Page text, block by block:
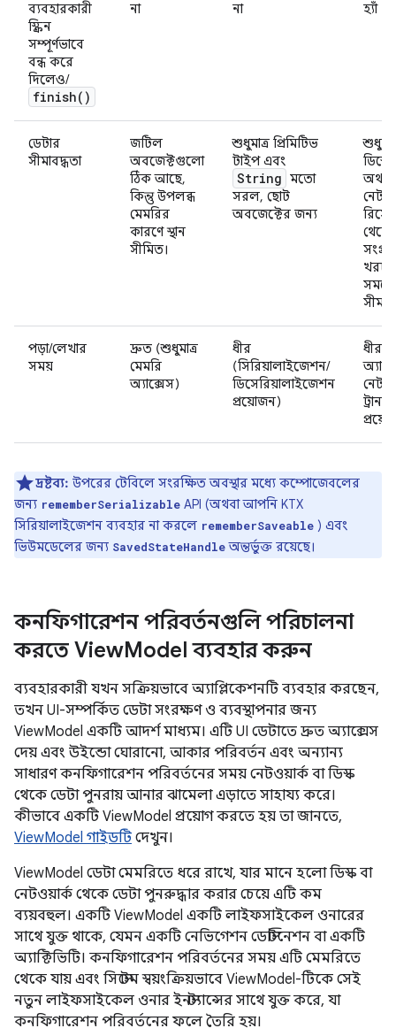
ব্যবহারকারী
স্ক্রিন
সম্পূর্ণভাবে
বন্ধ করে
দিলেও/
finish( )
না না হ্যাঁ
ডেটার
সীমাবদ্ধতা
জটিল
অবজেক্টগুলো
ঠিক আছে,
কিন্তু উপলব্ধ
মেমরির
কারণে স্থান
সীমিত।
শুধুমাত্র প্রিমিটিভ
টাইপ এবং
String মতো
সরল, ছোট
অবজেক্টের জন্য
অথবা
থেকে
খরচ
পড়া/লেখার
সময়
দ্রুত (শুধুমাত্র
মেমরি
অ্যাক্সেস)
ধীর
(সিরিয়ালাইজেশন/
ডিসেরিয়ালাইজেশন
প্রয়োজন)
ধীর
দ্রষ্টব্য: উপরের টেবিলে সংরক্ষিত অবস্থার মধ্যে কম্পোজেবলের
জন্য rememberSerializable API (অথবা আপনি KTX
সিরিয়ালাইজেশন ব্যবহার না করলে rememberSaveable ) এবং
ভিউমডেলের জন্য SavedStateHandleঅন্তর্ভুক্ত রয়েছে।
কনফিগারেশন পরিবর্তনগুলি পরিচালনা
করতে ViewModel ব্যবহার করুন
ব্যবহারকারী যখন সক্রিয়ভাবে অ্যাপ্লিকেশনটি ব্যবহার করছেন,
তখন UI-সম্পর্কিত ডেটা সংরক্ষণ ও ব্যবস্থাপনার জন্য
ViewModel একটি আদর্শ মাধ্যম। এটি UI ডেটাতে দ্রুত অ্যাক্সেস
দেয় এবং উইন্ডো ঘোরানো, আকার পরিবর্তন এবং অন্যান্য
সাধারণ কনফিগারেশন পরিবর্তনের সময় নেটওয়ার্ক বা ডিস্ক
থেকে ডেটা পুনরায় আনার ঝামেলা এড়াতে সাহায্য করে।
কীভাবে একটি ViewModel প্রয়োগ করতে হয় তা জানতে,
ViewModel গাইডটি দেখুন।
ViewModel ডেটা মেমরিতে ধরে রাখে, যার মানে হলো ডিস্ক বা
নেটওয়ার্ক থেকে ডেটা পুনরুদ্ধার করার চেয়ে এটি কম
ব্যয়বহুল। একটি ViewModel একটি লাইফসাইকেল ওনারের
সাথে যুক্ত থাকে, যেমন একটি নেভিগেশন ডেস্টিনেশন বা একটি
অ্যাক্টিভিটি। কনফিগারেশন পরিবর্তনের সময় এটি মেমরিতে
থেকে যায় এবং সিস্টেম স্বয়ংক্রিয়ভাবে ViewModel-টিকে সেই
নতুন লাইফসাইকেল ওনার ইনস্ট্যান্সের সাথে যুক্ত করে, যা
কনফিগারেশন পরিবর্তনের ফলে তৈরি হয়।